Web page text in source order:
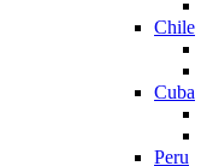
Chile
Cuba
Peru